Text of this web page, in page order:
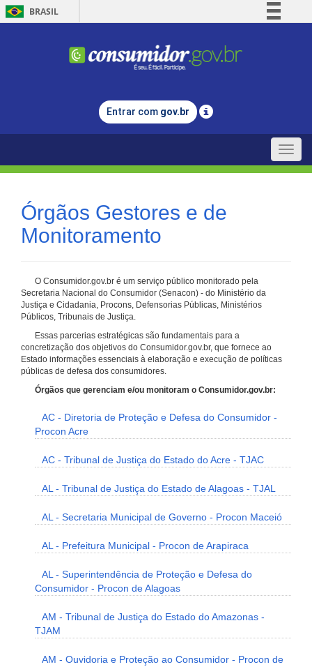
BRASIL
Comunica BR
Legislação
Entrar com gov.br
Toggle
Órgãos Gestores e de
Monitoramento
O Consumidor.gov.br é um serviço público monitorado pela
Secretaria Nacional do Consumidor (Senacon) - do Ministério da
Justiça e Cidadania, Procons, Defensorias Públicas, Ministérios
Públicos, Tribunais de Justiça.
Essas parcerias estratégicas são fundamentais para a
concretização dos objetivos do Consumidor.gov.br, que fornece ao
Estado informações essenciais à elaboração e execução de políticas
públicas de defesa dos consumidores.
Órgãos que gerenciam e/ou monitoram o Consumidor.gov.br:
AC - Diretoria de Proteção e Defesa do Consumidor -
Procon Acre
AC - Tribunal de Justiça do Estado do Acre - TJAC
AL - Tribunal de Justiça do Estado de Alagoas - TJAL
AL - Secretaria Municipal de Governo - Procon Maceió
AL - Prefeitura Municipal - Procon de Arapiraca
AL - Superintendência de Proteção e Defesa do
Consumidor - Procon de Alagoas
AM - Tribunal de Justiça do Estado do Amazonas -
TJAM
AM - Ouvidoria e Proteção ao Consumidor - Procon de